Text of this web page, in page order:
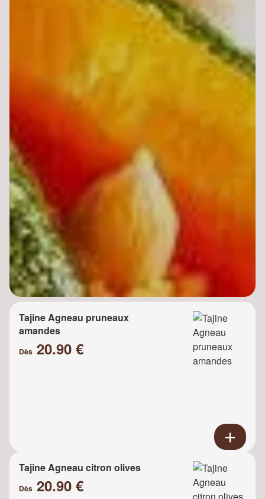
Tajine Agneau pruneaux
amandes
Dès 20.90 €
Tajine Agneau citron olives
Dès 20.90 €